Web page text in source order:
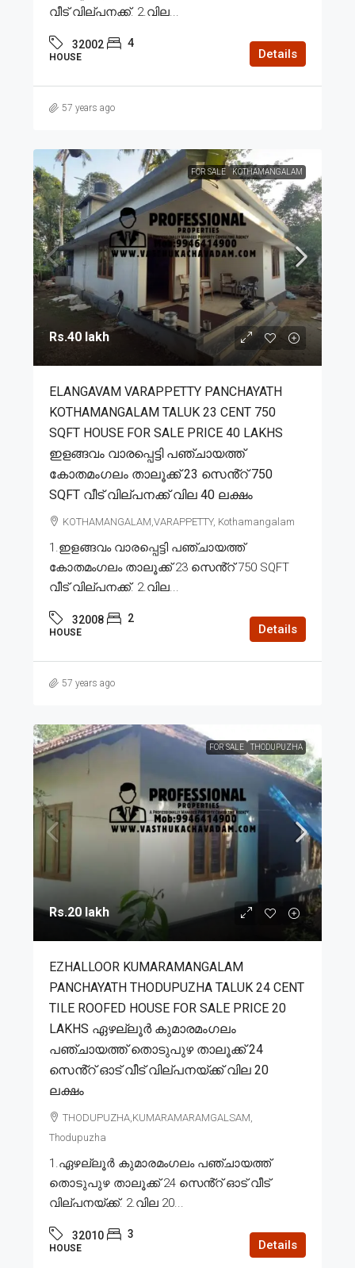
വീട് വില്പനക്ക്. 2.വില...
32002 4
HOUSE Details
57 years ago
FOR SALE KOTHAMANGALAM
Rs.40 lakh
ELANGAVAM VARAPPETTY PANCHAYATH
KOTHAMANGALAM TALUK 23 CENT 750
SQFT HOUSE FOR SALE PRICE 40 LAKHS
ഇളങ്ങവം വാരപ്പെട്ടി പഞ്ചായത്ത്
കോതമംഗലം താലൂക്ക് 23 സെൻ്റ് 750
SQFT വീട് വില്പനക്ക് വില 40 ലക്ഷം
KOTHAMANGALAM,VARAPPETTY, Kothamangalam
1.ഇളങ്ങവം വാരപ്പെട്ടി പഞ്ചായത്ത്
കോതമംഗലം താലൂക്ക് 23 സെൻ്റ് 750 SQFT
വീട് വില്പനക്ക്. 2.വില...
32008 2
HOUSE Details
57 years ago
FOR SALE THODUPUZHA
Rs.20 lakh
EZHALLOOR KUMARAMANGALAM
PANCHAYATH THODUPUZHA TALUK 24 CENT
TILE ROOFED HOUSE FOR SALE PRICE 20
LAKHS ഏഴല്ലൂർ കുമാരമംഗലം
പഞ്ചായത്ത് തൊടുപുഴ താലൂക്ക് 24
സെൻ്റ് ഓട് വീട് വില്പനയ്ക്ക് വില 20
ലക്ഷം
THODUPUZHA,KUMARAMARAMGALSAM,
Thodupuzha
1.ഏഴല്ലൂർ കുമാരമംഗലം പഞ്ചായത്ത്
തൊടുപുഴ താലൂക്ക് 24 സെൻ്റ് ഓട് വീട്
വില്പനയ്ക്ക്. 2.വില 20...
32010 3
HOUSE Details